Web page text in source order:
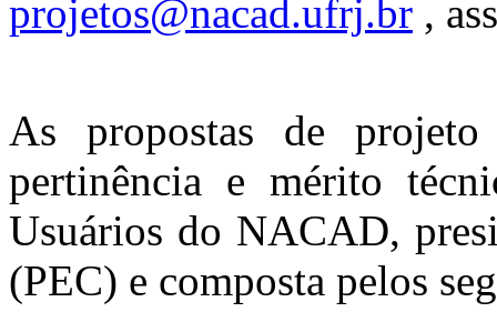
projetos@nacad.ufrj.br ,
As propostas de
pertinência e mérito
Usuários do NACAD,
(PEC) e composta pelos